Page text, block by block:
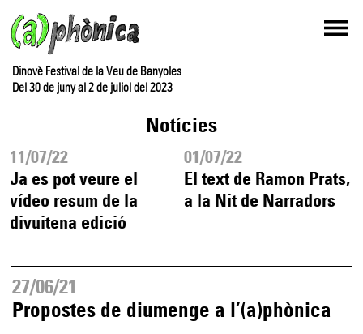
Dinovè Festival de la Veu de Banyoles
Del 30 de juny al 2 de juliol del 2023
Notícies
11/07/22
Ja es pot veure el
vídeo resum de la
divuitena edició
01/07/22
El text de Ramon Prats,
a la Nit de Narradors
27/06/21
Propostes de diumenge a l’(a)phònica